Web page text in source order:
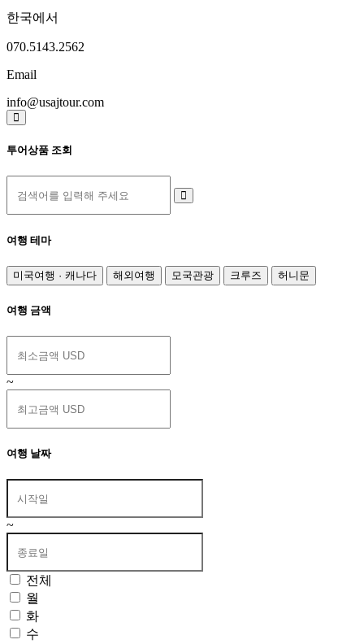
한국에서
070.5143.2562
Email
info@usajtour.com
투어상품 조회
여행 테마
미국여행 · 캐나다 해외여행 모국관광 크루즈 허니문
여행 금액
~
여행 날짜
~
전체
월
화
수